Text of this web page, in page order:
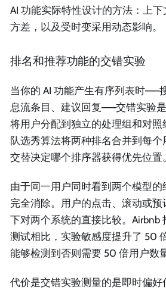
AI 功能实际特性设计的方法：上
方差，以及受时变采用动态影响。
排名和推荐功能的交错实验
当你的 AI 功能产生有序列表时——
息流条目、建议回复——交错实验
将用户分配到独立的处理组和对照
队选秀算法将两种排名合并到每个
交替决定哪个排序器获得优先位置。
由于同一用户同时看到两个模型
完全消除。用户的点击、滚动或
下对两个系统的直接比较。Airbnb
测试相比，实验敏感度提升了 50
能够检测到否则需要 50 倍用户数
代价是交错实验测量的是即时偏